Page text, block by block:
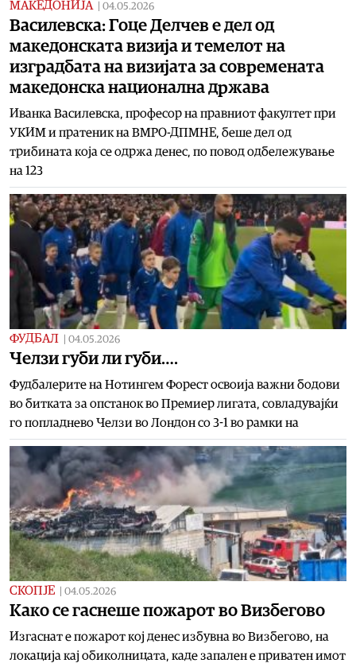
МАКЕДОНИЈА 04.05.2026
Василевска: Гоце Делчев е дел од
македонската визија и темелот на
изградбата на визијата за современата
македонска национална држава
Иванка Василевска, професор на правниот факултет при
УКИМ и пратеник на ВМРО-ДПМНЕ, беше дел од
трибината која се одржа денес, по повод одбележување
на 123
ФУДБАЛ 04.05.2026
Челзи губи ли губи….
Фудбалерите на Нотингем Форест освоија важни бодови
во битката за опстанок во Премиер лигата, совладувајќи
го попладнево Челзи во Лондон со 3-1 во рамки на
СКОПЈЕ 04.05.2026
Kaко се гаснеше пожарот во Визбегово
Изгаснат е пожарот кој денес избувна во Визбегово, на
локација кај обиколницата, каде запален е приватен имот